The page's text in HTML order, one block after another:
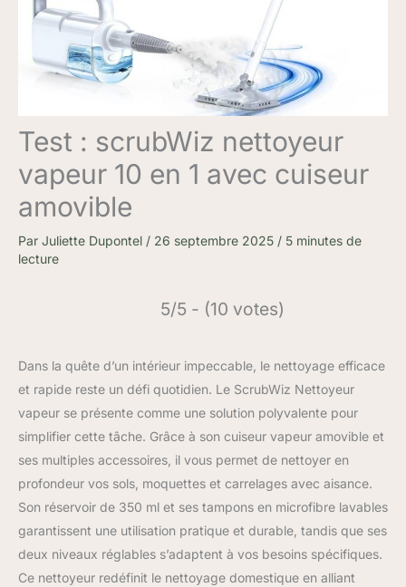
Test : scrubWiz nettoyeur
vapeur 10 en 1 avec cuiseur
amovible
Par Juliette Dupontel / 26 septembre 2025 / 5 minutes de
lecture
5/5 - (10 votes)
Dans la quête d’un intérieur impeccable, le nettoyage efficace
et rapide reste un défi quotidien. Le ScrubWiz Nettoyeur
vapeur se présente comme une solution polyvalente pour
simplifier cette tâche. Grâce à son cuiseur vapeur amovible et
ses multiples accessoires, il vous permet de nettoyer en
profondeur vos sols, moquettes et carrelages avec aisance.
Son réservoir de 350 ml et ses tampons en microfibre lavables
garantissent une utilisation pratique et durable, tandis que ses
deux niveaux réglables s’adaptent à vos besoins spécifiques.
Ce nettoyeur redéfinit le nettoyage domestique en alliant